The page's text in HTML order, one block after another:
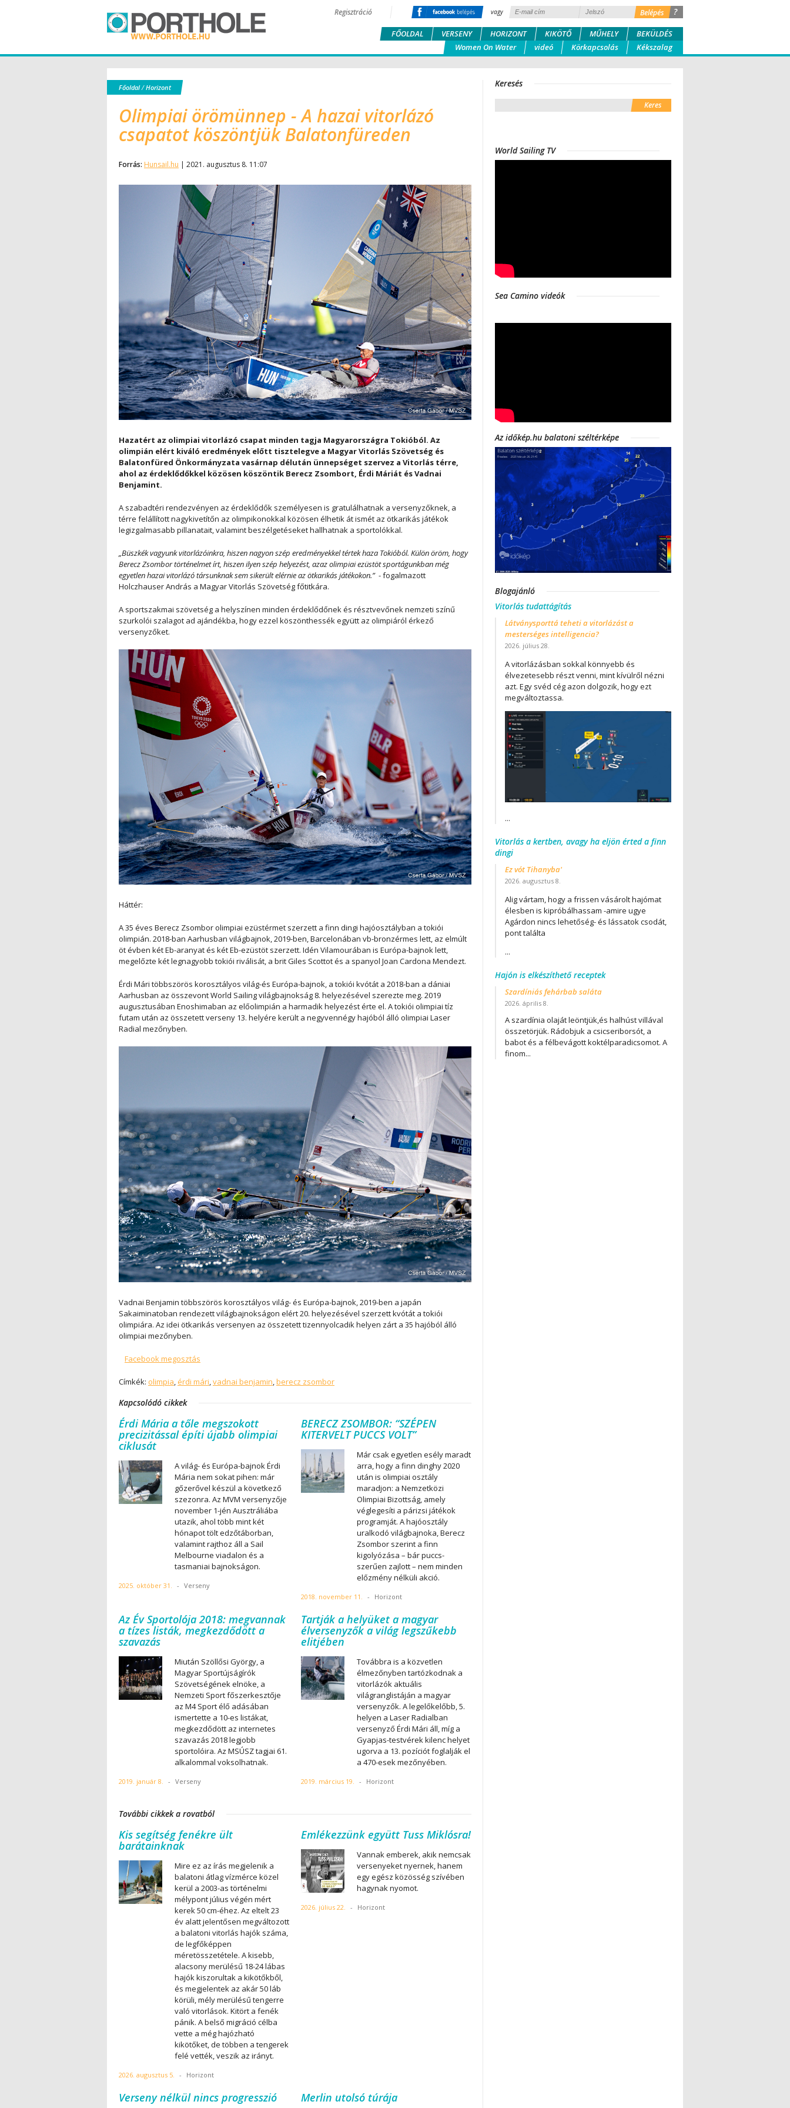
?
vagy
Regisztráció
FŐOLDAL VERSENY HORIZONT KIKÖTŐ MŰHELY
BEKÜLDÉS
Women On Water
videó Körkapcsolás Kékszalag
Főoldal/Horizont
Olimpiai örömünnep - A hazai vitorlázó
csapatot köszöntjük Balatonfüreden
Forrás: Hunsail.hu | 2021. augusztus 8. 11:07
Hazatért az olimpiai vitorlázó csapat minden tagja Magyarországra Tokióból. Az
olimpián elért kiváló eredmények előtt tisztelegve a Magyar Vitorlás Szövetség és
Balatonfüred Önkormányzata vasárnap délután ünnepséget szervez a Vitorlás térre,
ahol az érdeklődőkkel közösen köszöntik Berecz Zsombort, Érdi Máriát és Vadnai
Benjamint.
A szabadtéri rendezvényen az érdeklődők személyesen is gratulálhatnak a versenyzőknek, a
térre felállított nagykivetítőn az olimpikonokkal közösen élhetik át ismét az ötkarikás játékok
legizgalmasabb pillanatait, valamint beszélgetéseket hallhatnak a sportolókkal.
„Büszkék vagyunk vitorlázóinkra, hiszen nagyon szép eredményekkel tértek haza Tokióból. Külön öröm, hogy
Berecz Zsombor történelmet írt, hiszen ilyen szép helyezést, azaz olimpiai ezüstöt sportágunkban még
egyetlen hazai vitorlázó társunknak sem sikerült elérnie az ötkarikás játékokon.”- fogalmazott
Holczhauser András a Magyar Vitorlás Szövetség főtitkára.
A sportszakmai szövetség a helyszínen minden érdeklődőnek és résztvevőnek nemzeti színű
szurkolói szalagot ad ajándékba, hogy ezzel köszönthessék együtt az olimpiáról érkező
versenyzőket.
Háttér:
A 35 éves Berecz Zsombor olimpiai ezüstérmet szerzett a finn dingi hajóosztályban a tokiói
olimpián. 2018-ban Aarhusban világbajnok, 2019-ben, Barcelonában vb-bronzérmes lett, az elmúlt
öt évben két Eb-aranyat és két Eb-ezüstöt szerzett. Idén Vilamourában is Európa-bajnok lett,
megelőzte két legnagyobb tokiói riválisát, a brit Giles Scottot és a spanyol Joan Cardona Mendezt.
Érdi Mári többszörös korosztályos világ-és Európa-bajnok, a tokiói kvótát a 2018-ban a dániai
Aarhusban az összevont World Sailing világbajnokság 8. helyezésével szerezte meg. 2019
augusztusában Enoshimaban az előolimpián a harmadik helyezést érte el. A tokiói olimpiai tíz
futam után az összetett verseny 13. helyére került a negyvennégy hajóból álló olimpiai Laser
Radial mezőnyben.
Vadnai Benjamin többszörös korosztályos világ- és Európa-bajnok, 2019-ben a japán
Sakaiminatoban rendezett világbajnokságon elért 20. helyezésével szerzett kvótát a tokiói
olimpiára. Az idei ötkarikás versenyen az összetett tizennyolcadik helyen zárt a 35 hajóból álló
olimpiai mezőnyben.
Facebook megosztás
Címkék: olimpia érdi mári vadnai benjamin berecz zsombor
Kapcsolódó cikkek
Érdi Mária a tőle megszokott
precizitással építi újabb olimpiai
ciklusát
A világ- és Európa-bajnok Érdi
Mária nem sokat pihen: már
gőzerővel készül a következő
szezonra. Az MVM versenyzője
november 1-jén Ausztráliába
utazik, ahol több mint két
hónapot tölt edzőtáborban,
valamint rajthoz áll a Sail
Melbourne viadalon és a
tasmaniai bajnokságon.
2025. október 31. - Verseny
BERECZ ZSOMBOR: “SZÉPEN
KITERVELT PUCCS VOLT”
Már csak egyetlen esély maradt
arra, hogy a finn dinghy 2020
után is olimpiai osztály
maradjon: a Nemzetközi
Olimpiai Bizottság, amely
véglegesíti a párizsi játékok
programját. A hajóosztály
uralkodó világbajnoka, Berecz
Zsombor szerint a finn
kigolyózása – bár puccs-
szerűen zajlott – nem minden
előzmény nélküli akció.
2018. november 11. - Horizont
Az Év Sportolója 2018: megvannak
a tízes listák, megkezdődött a
szavazás
Miután Szöllősi György, a
Magyar Sportújságírók
Szövetségének elnöke, a
Nemzeti Sport főszerkesztője
az M4 Sport élő adásában
ismertette a 10-es listákat,
megkezdődött az internetes
szavazás 2018 legjobb
sportolóira. Az MSÚSZ tagjai 61.
alkalommal voksolhatnak.
2019. január 8. - Verseny
Tartják a helyüket a magyar
élversenyzők a világ legszűkebb
elitjében
Továbbra is a közvetlen
élmezőnyben tartózkodnak a
vitorlázók aktuális
világranglistáján a magyar
versenyzők. A legelőkelőbb, 5.
helyen a Laser Radialban
versenyző Érdi Mári áll, míg a
Gyapjas-testvérek kilenc helyet
ugorva a 13. pozíciót foglalják el
a 470-esek mezőnyében.
2019. március 19. - Horizont
További cikkek a rovatból
Kis segítség fenékre ült
barátainknak
Mire ez az írás megjelenik a
balatoni átlag vízmérce közel
kerül a 2003-as történelmi
mélypont július végén mért
kerek 50 cm-éhez. Az eltelt 23
év alatt jelentősen megváltozott
a balatoni vitorlás hajók száma,
de legfőképpen
méretösszetétele. A kisebb,
alacsony merülésű 18-24 lábas
hajók kiszorultak a kikötőkből,
és megjelentek az akár 50 láb
körüli, mély merülésű tengerre
való vitorlások. Kitört a fenék
pánik. A belső migráció célba
vette a még hajózható
kikötőket, de többen a tengerek
felé vették, veszik az irányt.
2026. augusztus 5. - Horizont
Emlékezzünk együtt Tuss Miklósra!
Vannak emberek, akik nemcsak
versenyeket nyernek, hanem
egy egész közösség szívében
hagynak nyomot.
2026. július 22. - Horizont
Verseny nélkül nincs progresszió Merlin utolsó túrája
Keresés
World Sailing TV
Sea Camino videók
Az időkép.hu balatoni széltérképe
Blogajánló
Vitorlás tudattágítás
Látványsporttá teheti a vitorlázást a
mesterséges intelligencia?
2026. július 28.
A vitorlázásban sokkal könnyebb és
élvezetesebb részt venni, mint kívülről nézni
azt. Egy svéd cég azon dolgozik, hogy ezt
megváltoztassa.
...
Vitorlás a kertben, avagy ha eljön érted a finn
dingi
Ez vót Tihanyba'
2026. augusztus 8.
Alig vártam, hogy a frissen vásárolt hajómat
élesben is kipróbálhassam -amire ugye
Agárdon nincs lehetőség- és lássatok csodát,
pont találta
...
Hajón is elkészíthető receptek
Szardíniás fehárbab saláta
2026. április 8.
A szardínia olaját leöntjük,és halhúst villával
összetörjük. Rádobjuk a csicseriborsót, a
babot és a félbevágott koktélparadicsomot. A
finom...